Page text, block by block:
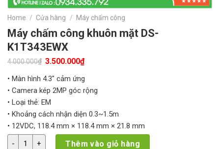
Home / Cửa hàng / Máy chấm công
Máy chấm công khuôn mặt DS-
K1T343EWX
4.000.000₫ Original
was:
4.000.000₫.
3.500.000₫Current
price
is:
3.500.000₫.
• Màn hình 4.3″ cảm ứng
• Camera kép 2MP góc rộng
• Loại thẻ: EM
• Khoảng cách nhận diện 0.3~1.5m
• 12VDC, 118.4 mm × 118.4 mm × 21.8 mm
Máy chấm công khuôn mặt DS-K1T343EWX quantity
Thêm vào giỏ hàng